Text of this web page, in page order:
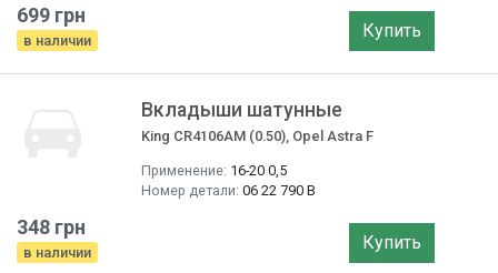
699 грн
в наличии Купить
Вкладыши шатунные
King CR4106AM (0.50), Opel Astra F
Применение: 16-20 0,5
Номер детали: 06 22 790 B
348 грн
в наличии Купить